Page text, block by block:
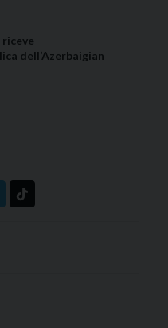
riceve
dell’Azerbaigian